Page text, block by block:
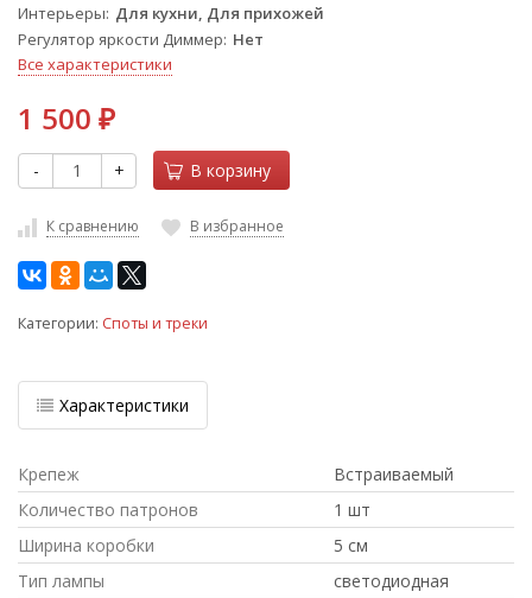
Интерьеры Для кухни, Для прихожей
Регулятор яркости Диммер Нет
Все характеристики
1 500 ₽
- + В корзину
К сравнению В избранное
Категории: Споты и треки
Характеристики
Крепеж
Встраиваемый
Количество патронов
1 шт
Ширина коробки
5 см
Тип лампы
светодиодная